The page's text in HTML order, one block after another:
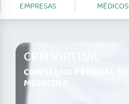
EMPRESAS MÉDICOS
CRM VIRTUAL
CONSELHO FEDERAL DE
MEDICINA